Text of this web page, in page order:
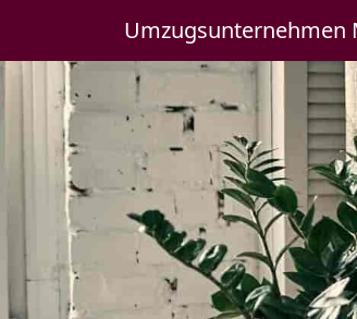
Umzugsunternehmen